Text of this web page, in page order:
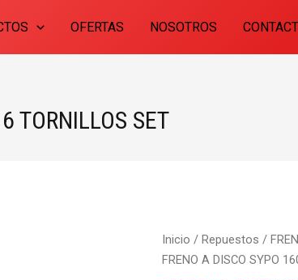
OFERTAS NOSOTROS
TORNILLOS SET
Inicio / Repuestos /
FRENO A DISCO SYPO